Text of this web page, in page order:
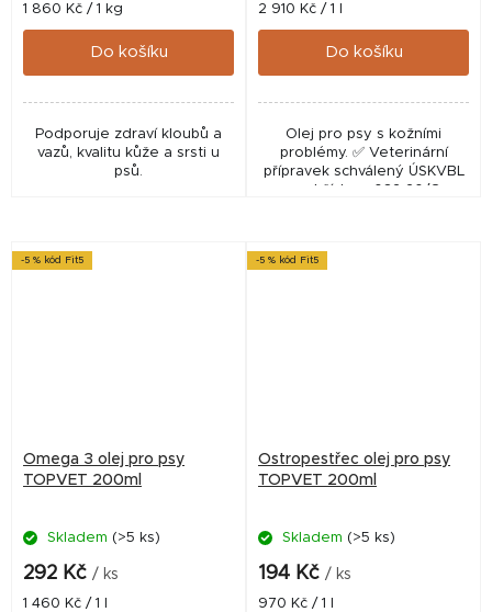
Měrná
cena:
1 860 Kč / 1 kg
Do košíku
Podporuje zdraví kloubů a
vazů, kvalitu kůže a srsti u
psů.
je
5,0
5
hvězdiček.
Měrná
cena:
2 910 Kč / 1 l
Do košíku
Olej pro psy s kožními
problémy. ✅ Veterinární
přípravek schválený ÚSKVBL
-5 % kód Fit5
Omega 3 olej pro psy
TOPVET 200ml
Skladem (>5 ks)
292 Kč / ks
Měrná
1 460 Kč / 1 l
-5 % kód Fit5
Ostropestřec olej pro psy
TOPVET 200ml
Skladem (>5 ks)
194 Kč / ks
Měrná
970 Kč / 1 l